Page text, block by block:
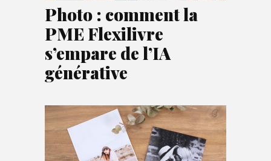
Photo : comment la
PME Flexilivre
s’empare de l’IA
générative